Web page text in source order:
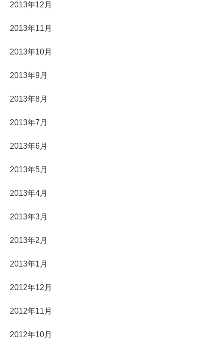
2013年12月
2013年11月
2013年10月
2013年9月
2013年8月
2013年7月
2013年6月
2013年5月
2013年4月
2013年3月
2013年2月
2013年1月
2012年12月
2012年11月
2012年10月